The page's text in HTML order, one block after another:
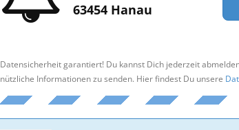
63454 Hanau
Datensicherheit garantiert! Du kannst Dich jederzeit
nützliche Informationen zu senden. Hier findest Du unsere